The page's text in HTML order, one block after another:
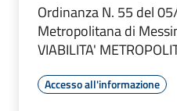
Ordinanza N. 55 del
Metropolitana di
VIABILITA'
Accesso all'informazione